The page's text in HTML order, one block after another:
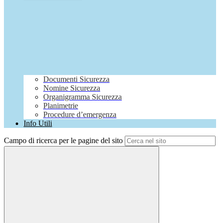
Documenti Sicurezza
Nomine Sicurezza
Organigramma Sicurezza
Planimetrie
Procedure d’emergenza
Info Utili
Campo di ricerca per le pagine del sito